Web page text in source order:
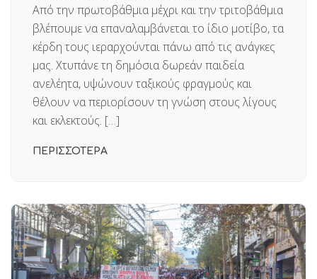
Από την πρωτοβάθμια μέχρι και την τριτοβάθμια
βλέπουμε να επαναλαμβάνεται το ίδιο μοτίβο, τα
κέρδη τους ιεραρχούνται πάνω από τις ανάγκες
μας. Χτυπάνε τη δημόσια δωρεάν παιδεία
ανελέητα, υψώνουν ταξικούς φραγμούς και
θέλουν να περιορίσουν τη γνώση στους λίγους
και εκλεκτούς. […]
ΠΕΡΙΣΣΟΤΕΡΑ